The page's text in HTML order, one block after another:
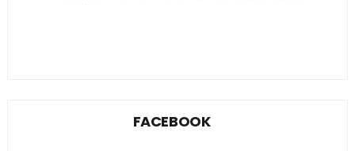
FACEBOOK